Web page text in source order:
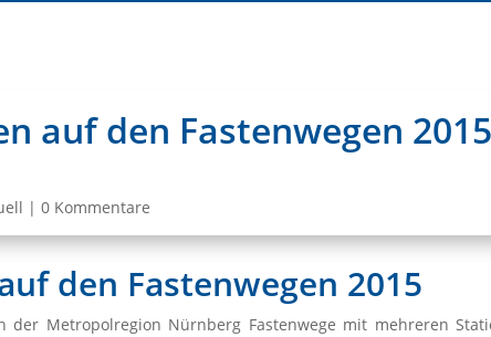
auf den Fastenwegen
|0 Kommentare
den Fastenwegen 2015
der Metropolregion Nürnberg Fastenwege mit mehreren